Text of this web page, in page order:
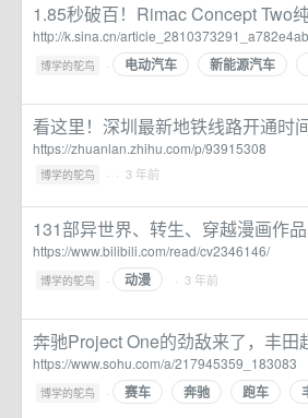
1.85秒破百！Rimac Concept Two
http://k.sina.cn/
博学的鸵鸟 · 电动汽车 新能源汽车
看这里！深圳最新地铁线路开通时
https://zhuanlan.zhihu.com/p/93915308
博学的鸵鸟 · · 3 年前
131部异世界、转生、穿越漫画作
https://www.bilibili.com/read/cv2346146/
博学的鸵鸟 · 动漫 · 3 年前
奔驰Project One的劲敌来了，丰
https://www.sohu.com/a/217945359_183083
博学的鸵鸟 · 赛车 奔驰 跑车